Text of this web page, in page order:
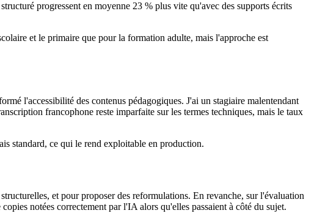
progressent en moyenne 23 % plus vite qu'avec des supports écrits
et le primaire que pour la formation adulte, mais l'approche est
l'accessibilité des contenus pédagogiques. J'ai un stagiaire malentendant
francophone reste imparfaite sur les termes techniques, mais le taux
standard, ce qui le rend exploitable en production.
et pour proposer des reformulations. En revanche, sur l'évaluation
notées correctement par l'IA alors qu'elles passaient à côté du sujet.